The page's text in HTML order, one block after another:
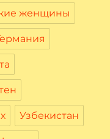
женщины
Узбекистан